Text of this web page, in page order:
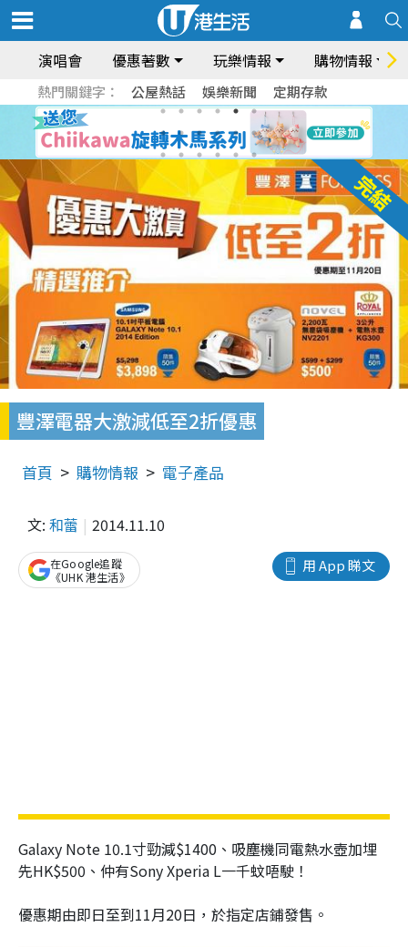
演唱會 優惠著數 玩樂情報 購物情報
熱門關鍵字： 公屋熱話 娛樂新聞 定期存款
豐澤電器大激減低至2折優惠
首頁 購物情報 電子產品
文: 和蕾 2014.11.10
用 App 睇文
在Google追蹤
《UHK 港生活》
Galaxy Note 10.1寸勁減$1400、吸塵機同電熱水壺加埋
先HK$500、仲有Sony Xperia L一千蚊唔駛！
優惠期由即日至到11月20日，於指定店鋪發售。